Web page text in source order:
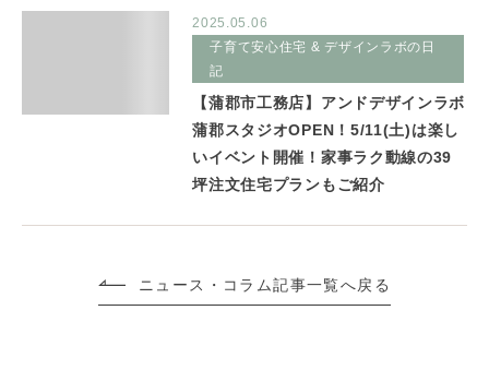
2025.05.06
子育て安心住宅 & デザインラボの日
記
【蒲郡市工務店】アンドデザインラボ
蒲郡スタジオOPEN！5/11(土)は楽し
いイベント開催！家事ラク動線の39
坪注文住宅プランもご紹介
ニュース・コラム記事一覧へ戻る